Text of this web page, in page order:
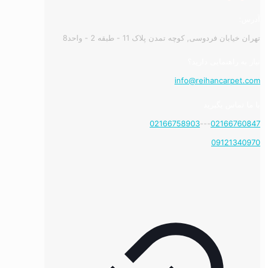
تهران خیابان فردوسی, کوچه تمدن پلاک 11 - طبقه 2 - واحد8
info@reihancarpet.com
02166760847
---
02166758903
09121340970